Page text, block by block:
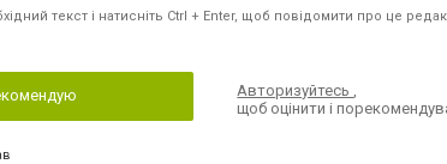
текст і натисніть Ctrl + Enter, щоб повідомити про це
Авторизуйтесь,
щоб оцінити і